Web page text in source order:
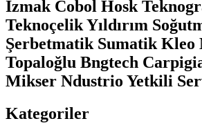
İzmak Cobol Hosk
Teknoçelik Yıldırım
Şerbetmatik Sumatik Kleo
Topaloğlu Bngtech
Mikser Ndustrio Yetkili
Kategoriler